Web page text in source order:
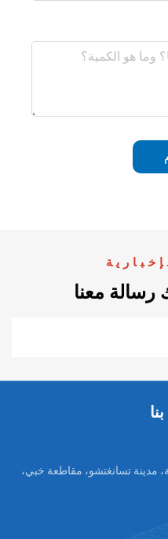
معنا
مدينة تسانغتشو، مقاطعة خبي،